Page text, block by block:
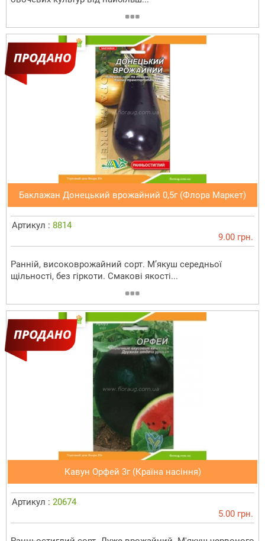
Баклажан Донецький врожайний 0,5г (Флора Маркет)
Артикул : 8814
9.00 грн.
Ранній, високоврожайний сорт. М’якуш середньої
щільності, без гіркоти. Смакові якості...
Кавун Орфей 3г (Країна насіння)
Артикул : 20674
5.00 грн.